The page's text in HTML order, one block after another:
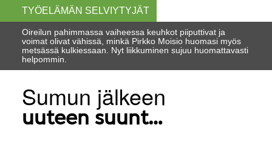
TYÖELÄMÄN SELVIYTYJÄT
Oireilun pahimmassa vaiheessa keuhkot piiputtivat ja
voimat olivat vähissä, minkä Pirkko Moisio huomasi myös
metsässä kulkiessaan. Nyt liikkuminen sujuu huomattavasti
helpommin.
Sumun jälkeen
uuteen suunt…